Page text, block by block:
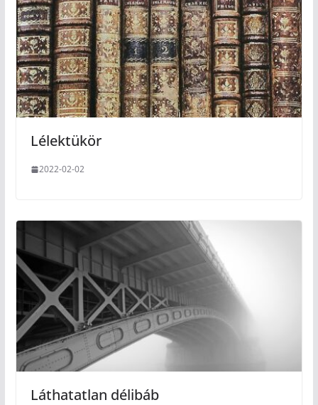
Lélektükör
2022-02-02
Láthatatlan délibáb